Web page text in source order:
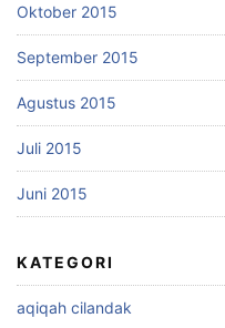
Oktober 2015
September 2015
Agustus 2015
Juli 2015
Juni 2015
KATEGORI
aqiqah cilandak